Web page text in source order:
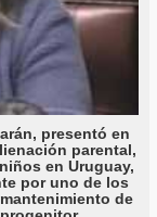
presentó en
parental,
en Uruguay,
por uno de los
de